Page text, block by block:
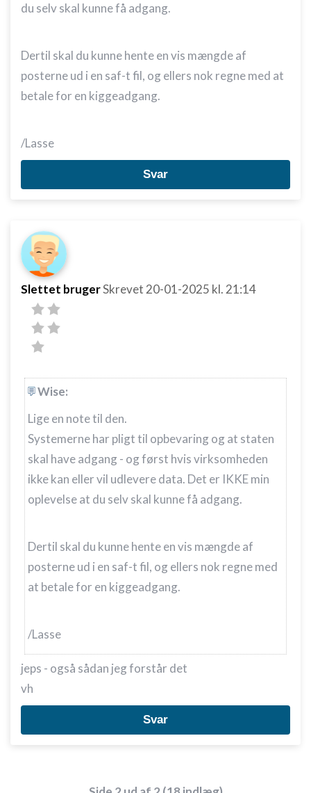
du selv skal kunne få adgang.
Dertil skal du kunne hente en vis mængde af
posterne ud i en saf-t fil, og ellers nok regne med at
betale for en kiggeadgang.
/Lasse
Svar
Slettet brugerSkrevet 20-01-2025 kl. 21:14
Wise:
Lige en note til den.
Systemerne har pligt til opbevaring og at staten
skal have adgang - og først hvis virksomheden
ikke kan eller vil udlevere data. Det er IKKE min
oplevelse at du selv skal kunne få adgang.
Dertil skal du kunne hente en vis mængde af
posterne ud i en saf-t fil, og ellers nok regne med
at betale for en kiggeadgang.
/Lasse
jeps - også sådan jeg forstår det
vh
Svar
Oprette profiler til tilpasset annoncering
Oprette profiler for at tilpasse indhold
Bruge profiler til at vælge tilpasset indhold
Måle indholdseffektivitet
Forstå målgrupper gennem statistikker eller
Udvikle og forbedre tjenester
Bruge begrænsede oplysninger til at vælge
indhold
IAB Special Features:
Bruge præcise geografiske
placeringsoplysninger
anmodede oplysninger
Ikke-IAB-behandlingsformål:
Nødvendig
Ydeevne
Funktionel
Annoncering / marketing